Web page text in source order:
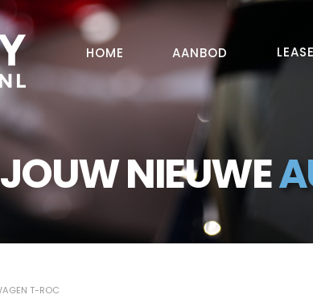
HOME AANBOD
NIEUWE
T-ROC